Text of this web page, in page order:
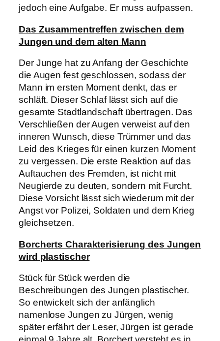
jedoch eine Aufgabe. Er muss aufpassen.
Das Zusammentreffen zwischen dem
Jungen und dem alten Mann
Der Junge hat zu Anfang der Geschichte
die Augen fest geschlossen, sodass der
Mann im ersten Moment denkt, das er
schläft. Dieser Schlaf lässt sich auf die
gesamte Stadtlandschaft übertragen. Das
Verschließen der Augen verweist auf den
inneren Wunsch, diese Trümmer und das
Leid des Krieges für einen kurzen Moment
zu vergessen. Die erste Reaktion auf das
Auftauchen des Fremden, ist nicht mit
Neugierde zu deuten, sondern mit Furcht.
Diese Vorsicht lässt sich wiederum mit der
Angst vor Polizei, Soldaten und dem Krieg
gleichsetzen.
Borcherts Charakterisierung des Jungen
wird plastischer
Stück für Stück werden die
Beschreibungen des Jungen plastischer.
So entwickelt sich der anfänglich
namenlose Jungen zu Jürgen, wenig
später erfährt der Leser, Jürgen ist gerade